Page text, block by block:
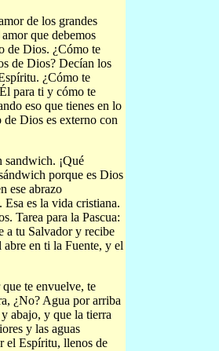
de los grandes
que debemos
de Dios. ¿Cómo te
de Dios? Decían los
¿Cómo te
para ti y cómo te
eso que tienes en lo
Dios es externo con
sandwich. ¡Qué
porque es Dios
ese abrazo
es la vida cristiana.
Tarea para la Pascua:
a tu Salvador y recibe
en ti la Fuente, y el
te envuelve, te
¿No? Agua por arriba
abajo, y que la tierra
y las aguas
el Espíritu, llenos de